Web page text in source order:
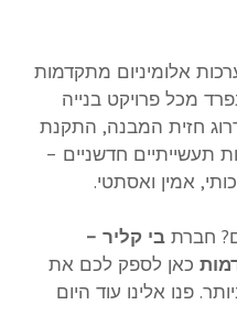
אלומיניום מתקדמות
מכל פרויקט בנייה
חזית המבנה, התקנת
תעשייתיים חדשניים –
אמין ואסתטי.
חברתבי קליר –
כאן לספק לכם את
פנו אלינו עוד היום